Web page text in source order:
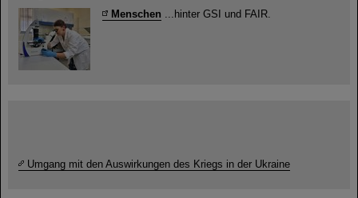
Menschen ...hinter GSI und FAIR.
Umgang mit den Auswirkungen des Kriegs in der Ukraine